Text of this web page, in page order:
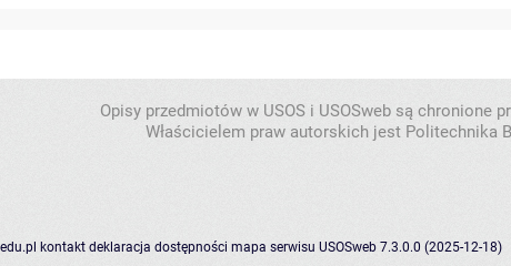
Opisy przedmiotów w USOS i USOSweb są chronione
Właścicielem praw autorskich jest Politechnika
kontakt deklaracja dostępności mapa serwisu USOSweb 7.3.0.0 (2025-12-18)